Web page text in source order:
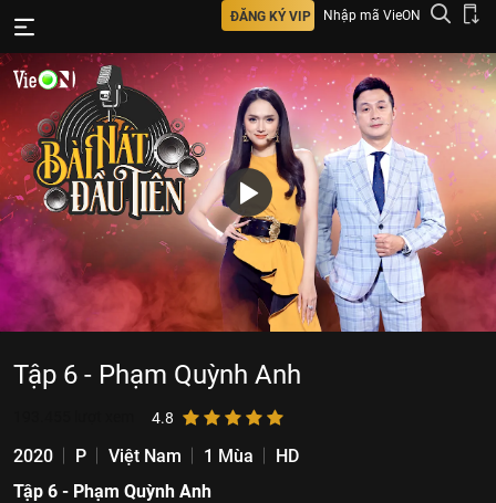
ĐĂNG KÝ VIP Nhập mã VieON
Tập 6 - Phạm Quỳnh Anh
4.8
2020 P Việt Nam 1 Mùa
HD
Tập 6 - Phạm Quỳnh Anh